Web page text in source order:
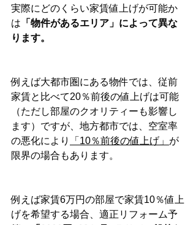
実際にどのくらい家賃値上げが可能か
は 「物件があるエリア」によって異な
ります。
例えば大都市圏にある物件では、従前
家賃と比べて20％前後の値上げは可能
（ただし部屋のクオリティーも影響し
ます）ですが、地方都市では、空室率
の悪化により
「10％前後の値上げ」 が
限界の場合もあります。
例えば家賃6万円の部屋で家賃10％値上
げを希望する場合、適正リフォーム予